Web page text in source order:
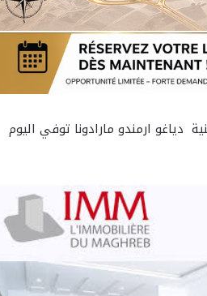
دياغو ارمندو مارادونا توفي اليوم